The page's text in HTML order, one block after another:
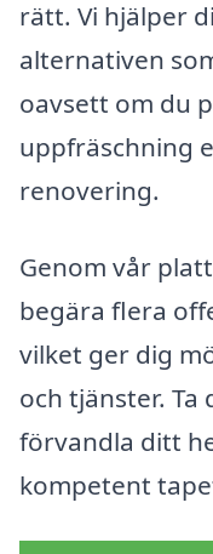
rätt. Vi hjälper
alternativen
oavsett om du
uppfräschning
renovering.
Genom vår
begära flera
vilket ger dig
och tjänster.
förvandla ditt
kompetent